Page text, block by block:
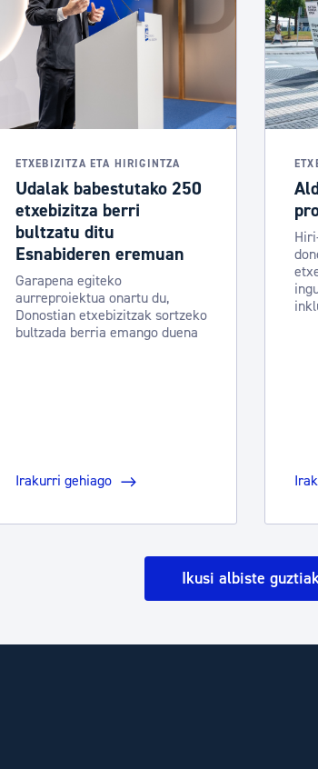
ETXEBIZITZA ETA HIRIGINTZA
Udalak babestutako 250
etxebizitza berri
bultzatu ditu
Esnabideren eremuan
Garapena egiteko
aurreproiektua onartu du,
Donostian etxebizitzak sortzeko
bultzada berria emango duena
Irakurri gehiago
Ikusi albiste